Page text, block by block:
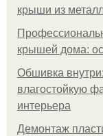
крыши из
крышей дома:
Обшивка
влагостойкую
интерьера
Демонтаж